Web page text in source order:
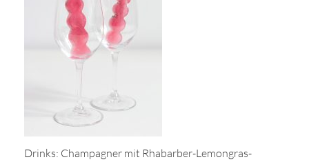
Drinks: Champagner mit Rhabarber-Lemongras-